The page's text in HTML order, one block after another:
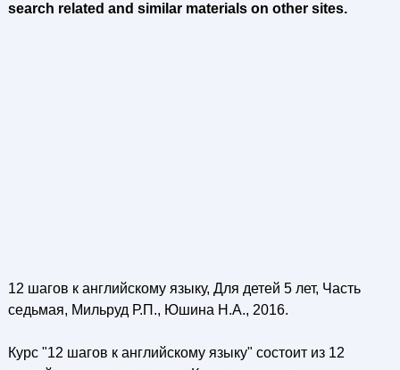
search related and similar materials on other sites.
12 шагов к английскому языку, Для детей 5 лет, Часть
седьмая, Мильруд Р.П., Юшина Н.А., 2016.
Курс "12 шагов к английскому языку" состоит из 12